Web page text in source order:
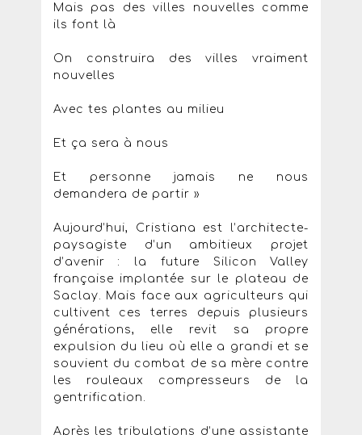
Mais pas des villes nouvelles comme
ils font là
On construira des villes vraiment
nouvelles
Avec tes plantes au milieu
Et ça sera à nous
Et personne jamais ne nous
demandera de partir »
Aujourd’hui, Cristiana est l’architecte-
paysagiste d’un ambitieux projet
d’avenir : la future Silicon Valley
française implantée sur le plateau de
Saclay. Mais face aux agriculteurs qui
cultivent ces terres depuis plusieurs
générations, elle revit sa propre
expulsion du lieu où elle a grandi et se
souvient du combat de sa mère contre
les rouleaux compresseurs de la
gentrification.
Après les tribulations d’une assistante